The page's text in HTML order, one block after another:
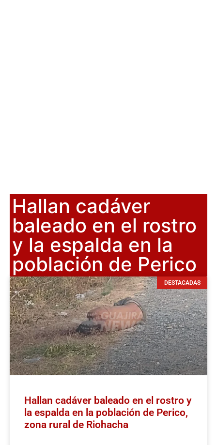
Hallan cadáver
baleado en el rostro
y la espalda en la
población de Perico
DESTACADAS
Hallan cadáver baleado en el rostro y
la espalda en la población de Perico,
zona rural de Riohacha